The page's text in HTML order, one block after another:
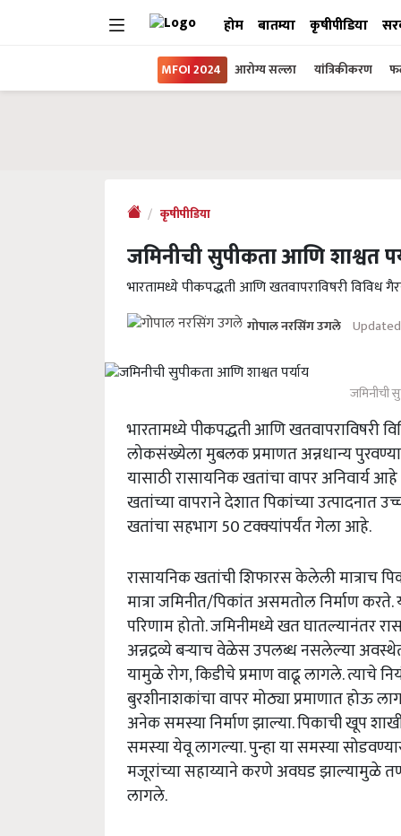
होम बातम्या कृषीपीडिया
MFOI 2024 आरोग्य सल्ला यांत्रिकीकरण
कृषीपीडिया
जमिनीची सुपीकता आणि शाश्वत
भारतामध्ये पीकपद्धती आणि खतवापराविषरी विविध
गोपाल नरसिंग उगले
जमिनीची
भारतामध्ये पीकपद्धती आणि खतवापराविषरी
लोकसंख्येला मुबलक प्रमाणत अन्नधान्य
यासाठी रासायनिक खतांचा वापर अनिवार्य
खतांच्या वापराने देशात पिकांच्या उत्पादनात
खतांचा सहभाग 50 टक्क्यांपर्यंत गेला आहे.
रासायनिक खतांची शिफारस केलेली मात्राच
मात्रा जमिनीत/पिकांत असमतोल निर्माण
परिणाम होतो. जमिनीमध्ये खत घातल्यानंतर
अन्नद्रव्ये बऱ्याच वेळेस उपलब्ध नसलेल्या
यामुळे रोग, किडीचे प्रमाण वाढू लागले. त्याचे
बुरशीनाशकांचा वापर मोठ्या प्रमाणात होऊ
अनेक समस्या निर्माण झाल्या. पिकाची खूप
समस्या येवू लागल्या. पुन्हा या समस्या
मजूरांच्या सहाय्याने करणे अवघड झाल्यामुळे
लागले.